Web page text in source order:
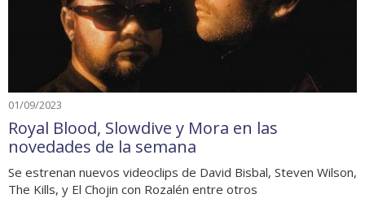
01/09/2023
Royal Blood, Slowdive y Mora en las
novedades de la semana
Se estrenan nuevos videoclips de David Bisbal, Steven Wilson,
The Kills, y El Chojin con Rozalén entre otros